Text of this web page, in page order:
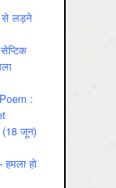
से लड़ने
:
(18 जून)
हो